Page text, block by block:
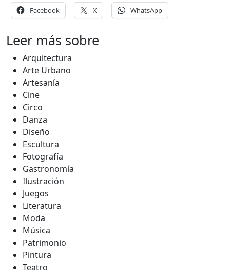
Facebook X WhatsApp
Leer más sobre
Arquitectura
Arte Urbano
Artesanía
Cine
Circo
Danza
Diseño
Escultura
Fotografía
Gastronomía
Ilustración
Juegos
Literatura
Moda
Música
Patrimonio
Pintura
Teatro